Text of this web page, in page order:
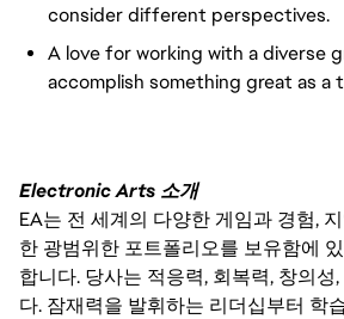
consider different perspectives.
A love for working with a diverse
accomplish something great as a
Electronic Arts 소개
EA는 전 세계의 다양한 게임과 경험,
한 광범위한 포트폴리오를 보유함에
합니다. 당사는 적응력, 회복력, 창의성
다. 잠재력을 발휘하는 리더십부터 학